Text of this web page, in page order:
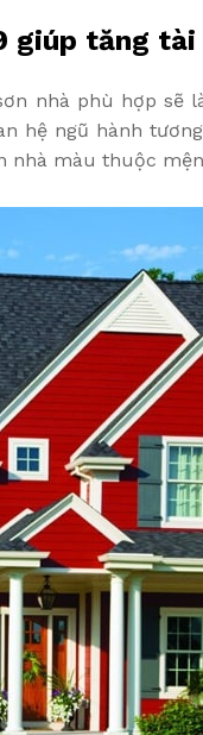
giúp tăng tài
nhà phù hợp sẽ
hệ ngũ hành
nhà màu thuộc